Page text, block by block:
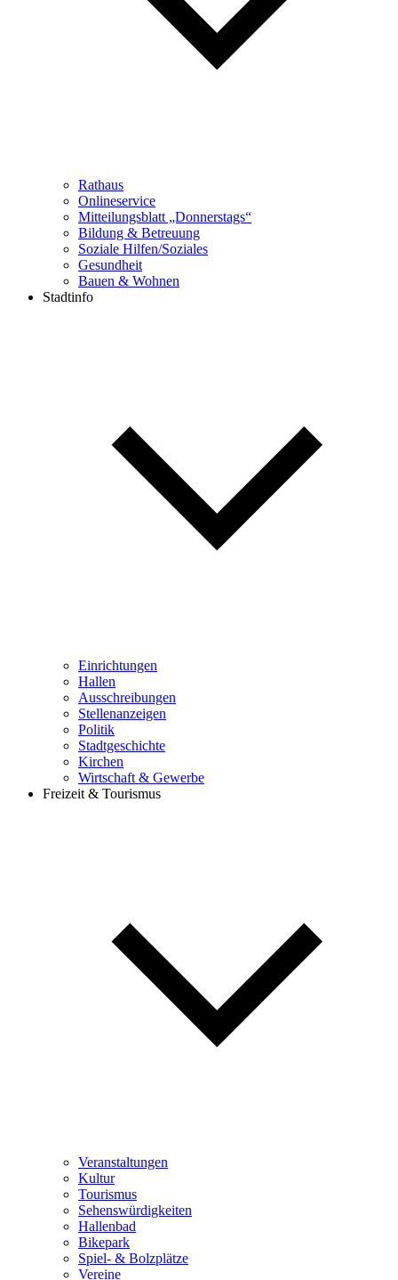
Rathaus
Onlineservice
Mitteilungsblatt „Donnerstags“
Bildung & Betreuung
Soziale Hilfen/Soziales
Gesundheit
Bauen & Wohnen
Stadtinfo
Einrichtungen
Hallen
Ausschreibungen
Stellenanzeigen
Politik
Stadtgeschichte
Kirchen
Wirtschaft & Gewerbe
Freizeit & Tourismus
Veranstaltungen
Kultur
Tourismus
Sehenswürdigkeiten
Hallenbad
Bikepark
Spiel- & Bolzplätze
Vereine